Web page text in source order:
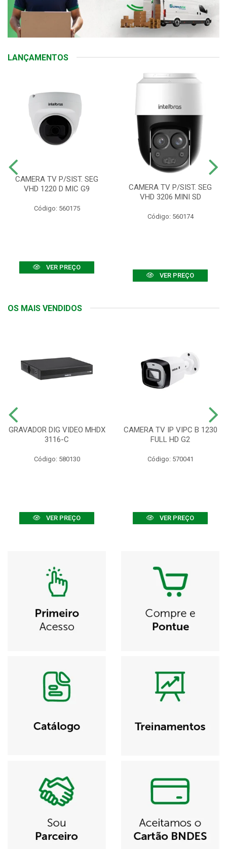
LANÇAMENTOS
CAMERA TV P/SIST. SEG
VHD 1220 D MIC G9
Código: 560175
VER PREÇO
CAMERA TV P/SIST. SEG
VHD 3206 MINI SD
Código: 560174
VER PREÇO
OS MAIS VENDIDOS
GRAVADOR DIG VIDEO MHDX
3116-C
Código: 580130
VER PREÇO
CAMERA TV IP VIPC B 1230
FULL HD G2
Código: 570041
VER PREÇO